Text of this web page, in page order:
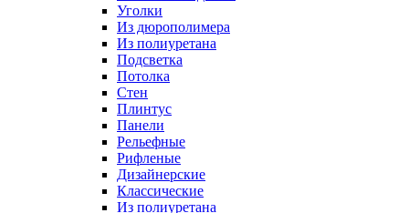
Уголки
Из дюрополимера
Из полиуретана
Подсветка
Потолка
Стен
Плинтус
Панели
Рельефные
Рифленые
Дизайнерские
Классические
Из полиуретана